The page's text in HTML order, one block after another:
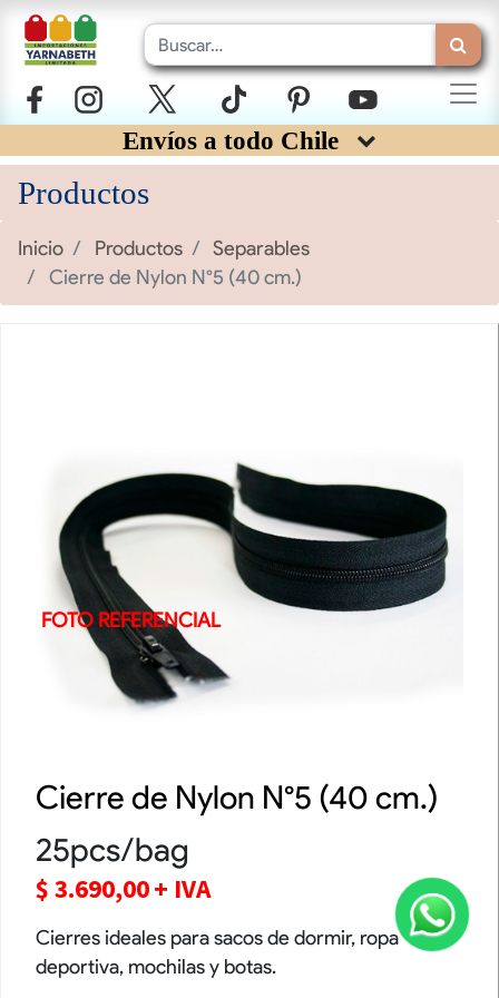
Envíos a todo Chile
Productos
Inicio Productos
Separables
Cierre de Nylon N°5 (40 cm.)
FOTO REFERENCIAL
Cierre de Nylon N°5 (40 cm.)
25pcs/bag
$ 3.690,00+ IVA
Cierres ideales para sacos de dormir, ropa
deportiva, mochilas y botas.